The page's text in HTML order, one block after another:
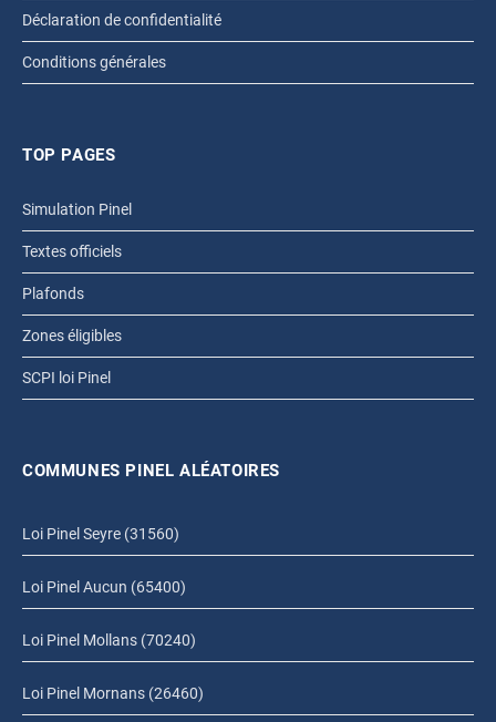
Déclaration de confidentialité
Conditions générales
TOP PAGES
Simulation Pinel
Textes officiels
Plafonds
Zones éligibles
SCPI loi Pinel
COMMUNES PINEL ALÉATOIRES
Loi Pinel Seyre (31560)
Loi Pinel Aucun (65400)
Loi Pinel Mollans (70240)
Loi Pinel Mornans (26460)